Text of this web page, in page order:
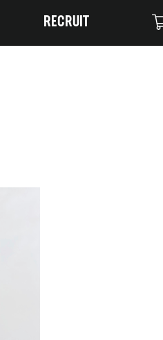
RECRUIT